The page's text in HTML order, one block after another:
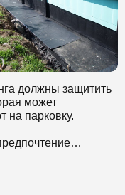
должны защитить
может
на парковку.